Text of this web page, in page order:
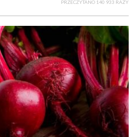
PRZECZYTANO 140 933 RAZY